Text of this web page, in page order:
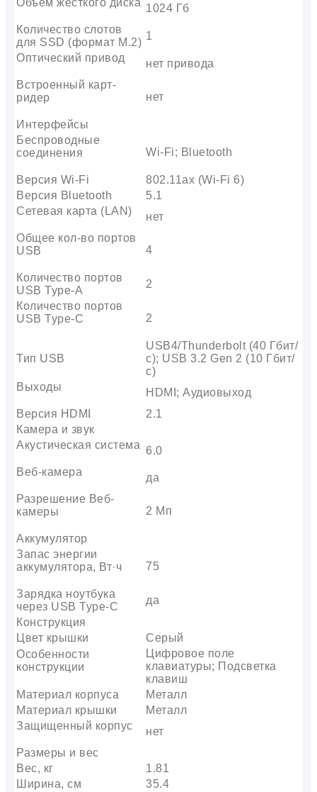
Объем жесткого диска 1024 Гб
Количество слотов
для SSD (формат M.2)
1
Оптический привод
нет привода
Встроенный карт-
ридер
нет
Интерфейсы
Беспроводные
соединения
Wi-Fi; Bluetooth
Версия Wi-Fi
802.11ax (Wi-Fi 6)
Версия Bluetooth
5.1
Сетевая карта (LAN)
нет
Общее кол-во портов
USB
4
Количество портов
USB Type-A
2
Количество портов
USB Type-C
2
Тип USB
USB4/Thunderbolt (40 Гбит/
с); USB 3.2 Gen 2 (10 Гбит/
с)
Выходы
HDMI; Аудиовыход
Версия HDMI
2.1
Камера и звук
Акустическая система 6.0
Веб-камера
да
Разрешение Веб-
камеры
2 Мп
Аккумулятор
Запас энергии
аккумулятора, Вт·ч
75
Зарядка ноутбука
через USB Type-C
да
Конструкция
Цвет крышки
Серый
Особенности
конструкции
Цифровое поле
клавиатуры; Подсветка
клавиш
Материал корпуса
Металл
Материал крышки
Металл
Защищенный корпус
нет
Размеры и вес
Вес, кг
1.81
Ширина, см
35.4